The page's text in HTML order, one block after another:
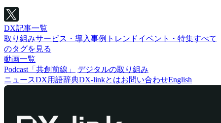
DX記事一覧
取り組みサービス・導入事例 トレンドイベント・特集すべて
のタグを見る
動画一覧
Podcast「共創前線」
デジタルの取り組み
ニュースDX用語辞典DX-linkとはお問い合わせEnglish